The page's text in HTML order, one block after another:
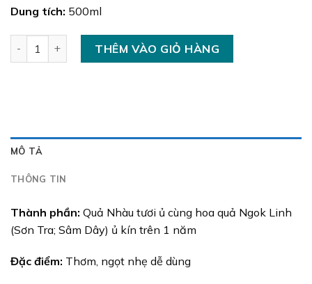
Dung tích: 500ml
Nước Nhàu lên men số lượngTHÊM VÀO GIỎ HÀNG
MÔ TẢ
THÔNG TIN
Thành phần: Quả Nhàu tươi ủ cùng hoa quả Ngok Linh
(Sơn Tra; Sâm Dây) ủ kín trên 1 năm
Đặc điểm: Thơm, ngọt nhẹ dễ dùng